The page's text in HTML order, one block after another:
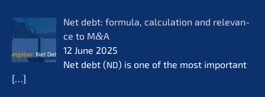
Net debt: formu­la, calcu­la­ti­on and relevan­
ce to M&A
12 June 2025
Net debt (ND) is one of the most important
[…]